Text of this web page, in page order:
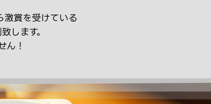
激賞を受けている
します。
ん！